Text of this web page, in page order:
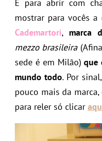
E para abrir com
mostrar para vocês a
Cademartori, marca
mezzo brasileira
sede é em Milão)que
mundo todo. Por
pouco mais da
para reler só clicar